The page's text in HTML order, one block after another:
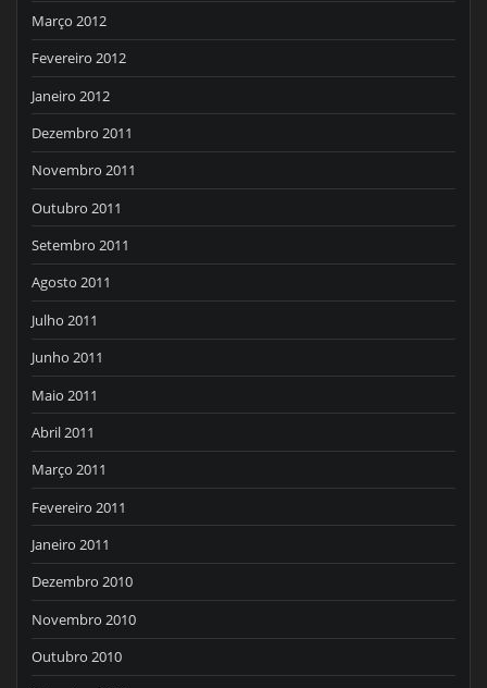
Março 2012
Fevereiro 2012
Janeiro 2012
Dezembro 2011
Novembro 2011
Outubro 2011
Setembro 2011
Agosto 2011
Julho 2011
Junho 2011
Maio 2011
Abril 2011
Março 2011
Fevereiro 2011
Janeiro 2011
Dezembro 2010
Novembro 2010
Outubro 2010